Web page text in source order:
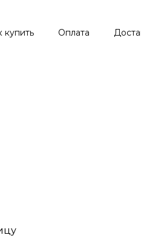
купить Оплата